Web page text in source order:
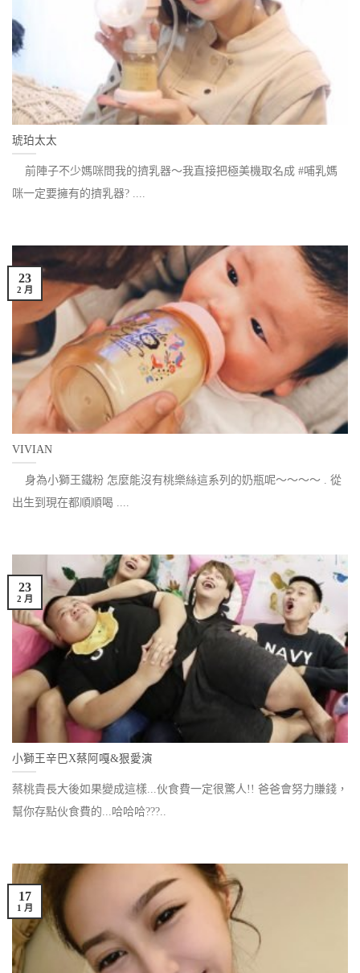
琥珀太太
前陣子不少媽咪問我的擠乳器～我直接把極美機取名成 #哺乳媽
咪一定要擁有的擠乳器? ....
VIVIAN
身為小獅王鐵粉 怎麼能沒有桃樂絲這系列的奶瓶呢～～～～ . 從
出生到現在都順順喝 ....
23
2 月
小獅王辛巴X蔡阿嘎&狠愛演
蔡桃貴長大後如果變成這樣...伙食費一定很驚人!! 爸爸會努力賺錢，
幫你存點伙食費的...哈哈哈???..
23
2 月
17
1 月